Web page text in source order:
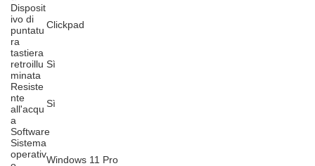
Disposit
ivo di
puntatu
ra
Clickpad
tastiera
retroillu
minata
Sì
Resiste
nte
all'acqu
a
Sì
Software
Sistema
operativWindows 11 Pro